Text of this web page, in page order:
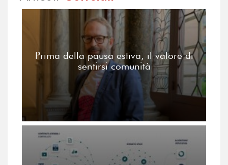
Prima della pausa estiva, il valore di
sentirsi comunità